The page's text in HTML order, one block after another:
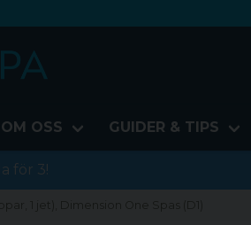
OM OSS GUIDER & TIPS
för 3!
1 jet), Dimension One Spas (D1)